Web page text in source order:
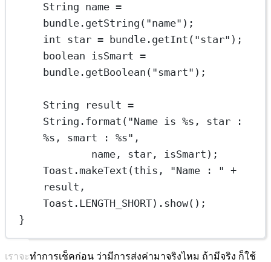
String name =
bundle. getString ( "name" );
int star = bundle. getInt ( "star" );
boolean isSmart =
bundle. getBoolean ( "smart" );
String result =
String. format ( "Name is %s, star :
%s, smart : %s" ,
name, star, isSmart);
Toast. makeText (this , "Name : "
+
result,
Toast.LENGTH_SHORT). show();
}
เราจะทำการเช็คก่อน ว่ามีการส่งค่ามาจริงไหม ถ้ามีจริง ก็ใช้